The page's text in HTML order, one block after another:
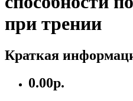
при трении
Краткая
0.00р.